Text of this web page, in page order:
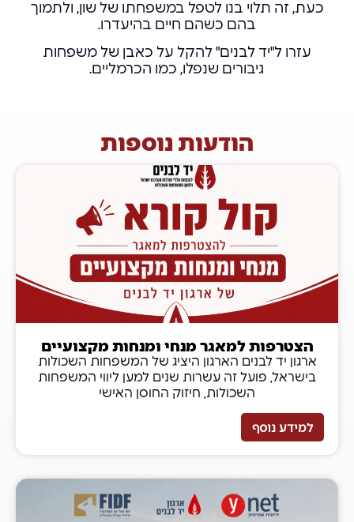
כעת, זה תלוי בנו לטפל במשפחתו של שון, ולתמוך
בהם כשהם חיים בהיעדרו.
עזרו ל"יד לבנים" להקל על כאבן של משפחות
גיבורים שנפלו, כמו הכרמליים.
הודעות נוספות
הצטרפות למאגר מנחי ומנחות מקצועיים
ארגון יד לבנים הארגון היציג של המשפחות השכולות
בישראל, פועל זה עשרות שנים למען ליווי המשפחות
השכולות, חיזוק החוסן האישי
למידע נוסף